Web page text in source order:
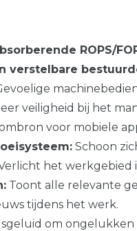
ROPS/
verstelbare
veiligheid bij het
voor mobiele
Schoon
het werkgebied
Toont alle relevante
tijdens het werk.
om ongelukken